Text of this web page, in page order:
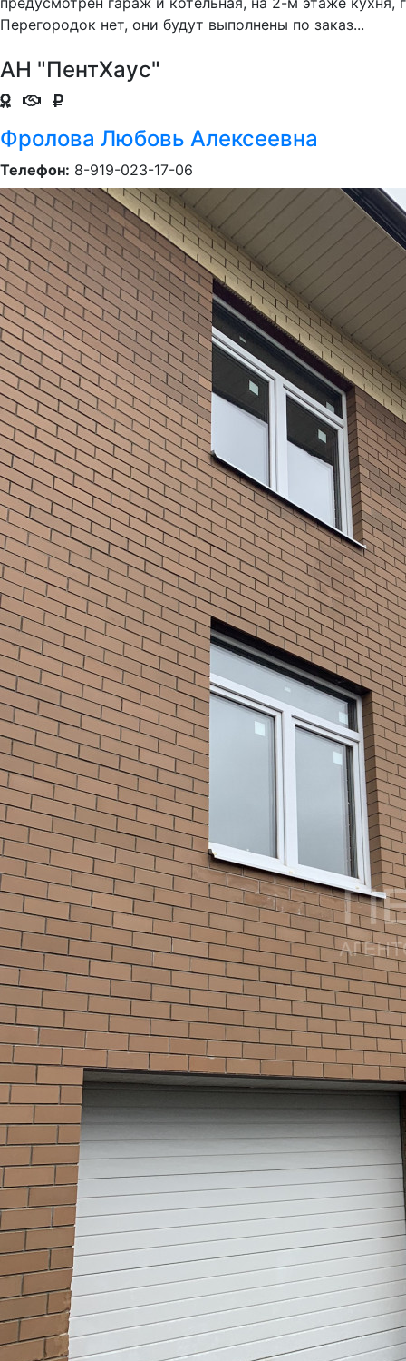
Перегородок нет, они будут выполнены по заказ...
АН "ПентХаус"
Фролова Любовь Алексеевна
Телефон: 8-919-023-17-06